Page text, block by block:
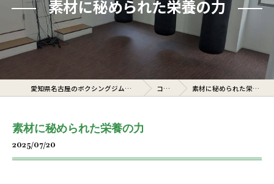
素材に秘められた栄養の力
愛知県名古屋のボクシングジムならcerto コラム 素材に秘められた栄養の力
素材に秘められた栄養の力
2025/07/20